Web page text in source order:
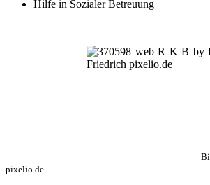
Hilfe in Sozialer Betreuung
pixelio.de